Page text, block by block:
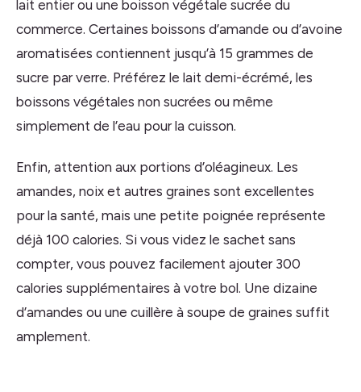
lait entier ou une boisson végétale sucrée du
commerce. Certaines boissons d’amande ou d’avoine
aromatisées contiennent jusqu’à 15 grammes de
sucre par verre. Préférez le lait demi-écrémé, les
boissons végétales non sucrées ou même
simplement de l’eau pour la cuisson.
Enfin, attention aux portions d’oléagineux. Les
amandes, noix et autres graines sont excellentes
pour la santé, mais une petite poignée représente
déjà 100 calories. Si vous videz le sachet sans
compter, vous pouvez facilement ajouter 300
calories supplémentaires à votre bol. Une dizaine
d’amandes ou une cuillère à soupe de graines suffit
amplement.